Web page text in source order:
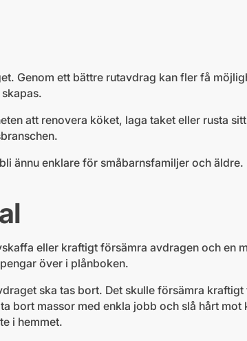
Genom ett bättre rutavdrag kan fler få
att renovera köket, laga taket eller rusta
ännu enklare för småbarnsfamiljer och äldre.
eller kraftigt försämra avdragen och en
över i plånboken.
ska tas bort. Det skulle försämra
bort massor med enkla jobb och slå hårt mot
i hemmet.